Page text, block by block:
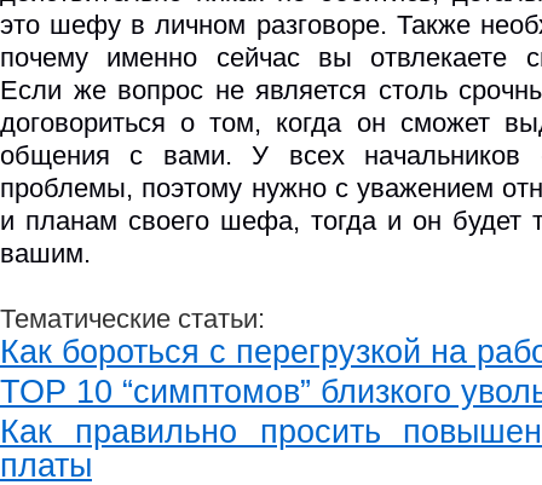
это шефу в личном разговоре. Также
почему именно сейчас вы отвлекаете
Если же вопрос не является столь
договориться о том, когда он сможет
общения с вами. У всех начальников
проблемы, поэтому нужно с уважением
и планам своего шефа, тогда и он будет
вашим.
Тематические статьи:
Как бороться с перегрузкой на
ТОР 10 “симптомов” близкого
Как правильно просить
платы